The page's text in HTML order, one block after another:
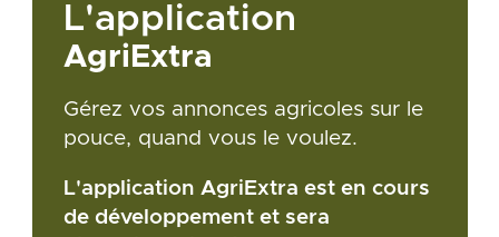
L'application
AgriExtra
Gérez vos annonces agricoles sur le
pouce, quand vous le voulez.
L'application AgriExtra est en cours
de développement et sera